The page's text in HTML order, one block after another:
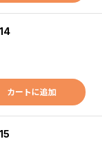
カートに追加